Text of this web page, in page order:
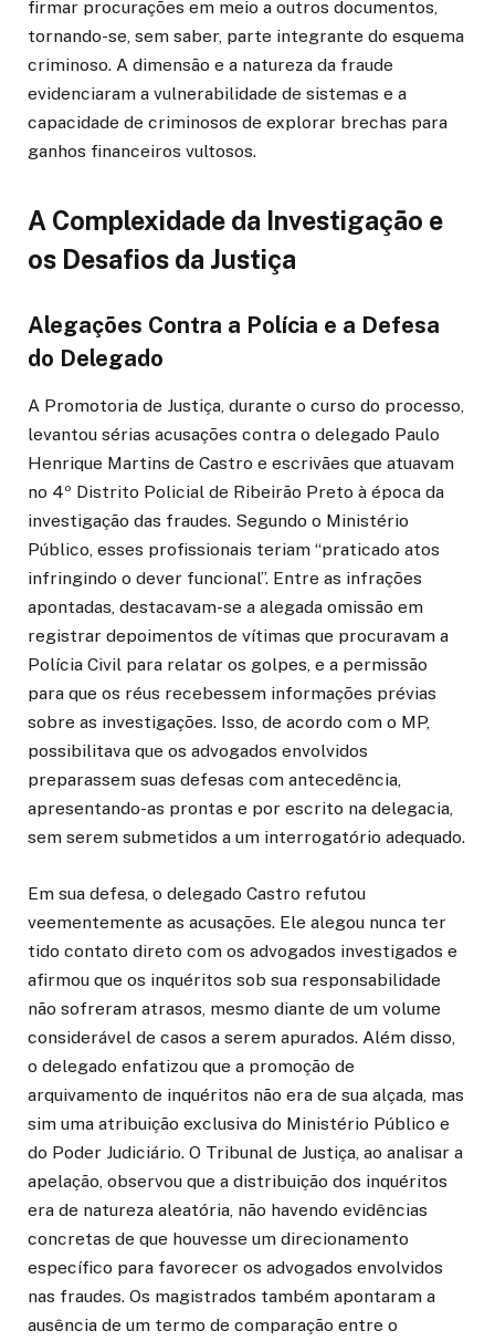
firmar procurações em meio a outros documentos,
tornando-se, sem saber, parte integrante do esquema
criminoso. A dimensão e a natureza da fraude
evidenciaram a vulnerabilidade de sistemas e a
capacidade de criminosos de explorar brechas para
ganhos financeiros vultosos.
A Complexidade da Investigação e
os Desafios da Justiça
Alegações Contra a Polícia e a Defesa
do Delegado
A Promotoria de Justiça, durante o curso do processo,
levantou sérias acusações contra o delegado Paulo
Henrique Martins de Castro e escrivães que atuavam
no 4º Distrito Policial de Ribeirão Preto à época da
investigação das fraudes. Segundo o Ministério
Público, esses profissionais teriam “praticado atos
infringindo o dever funcional”. Entre as infrações
apontadas, destacavam-se a alegada omissão em
registrar depoimentos de vítimas que procuravam a
Polícia Civil para relatar os golpes, e a permissão
para que os réus recebessem informações prévias
sobre as investigações. Isso, de acordo com o MP,
possibilitava que os advogados envolvidos
preparassem suas defesas com antecedência,
apresentando-as prontas e por escrito na delegacia,
sem serem submetidos a um interrogatório adequado.
Em sua defesa, o delegado Castro refutou
veementemente as acusações. Ele alegou nunca ter
tido contato direto com os advogados investigados e
afirmou que os inquéritos sob sua responsabilidade
não sofreram atrasos, mesmo diante de um volume
considerável de casos a serem apurados. Além disso,
o delegado enfatizou que a promoção de
arquivamento de inquéritos não era de sua alçada, mas
sim uma atribuição exclusiva do Ministério Público e
do Poder Judiciário. O Tribunal de Justiça, ao analisar a
apelação, observou que a distribuição dos inquéritos
era de natureza aleatória, não havendo evidências
concretas de que houvesse um direcionamento
específico para favorecer os advogados envolvidos
nas fraudes. Os magistrados também apontaram a
ausência de um termo de comparação entre o